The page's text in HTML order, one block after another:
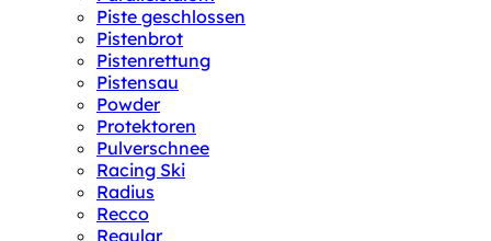
Piste geschlossen
Pistenbrot
Pistenrettung
Pistensau
Powder
Protektoren
Pulverschnee
Racing Ski
Radius
Recco
Regular